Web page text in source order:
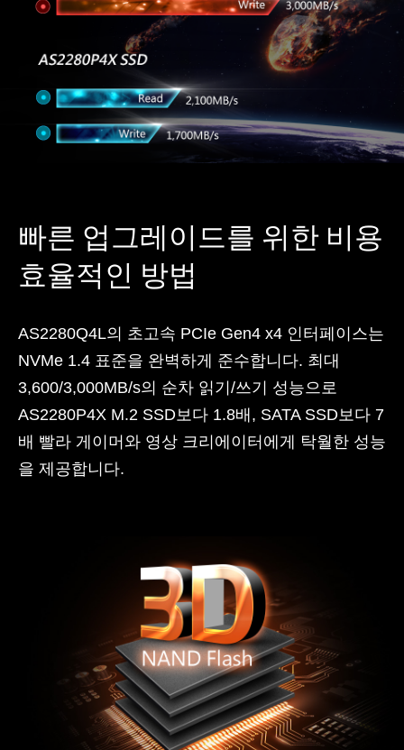
빠른 업그레이드를 위한 비용
효율적인 방법
AS2280Q4L의 초고속 PCIe Gen4 x4 인터페이스는
NVMe 1.4 표준을 완벽하게 준수합니다. 최대
3,600/3,000MB/s의 순차 읽기/쓰기 성능으로
AS2280P4X M.2 SSD보다 1.8배, SATA SSD보다 7
배 빨라 게이머와 영상 크리에이터에게 탁월한 성능
을 제공합니다.